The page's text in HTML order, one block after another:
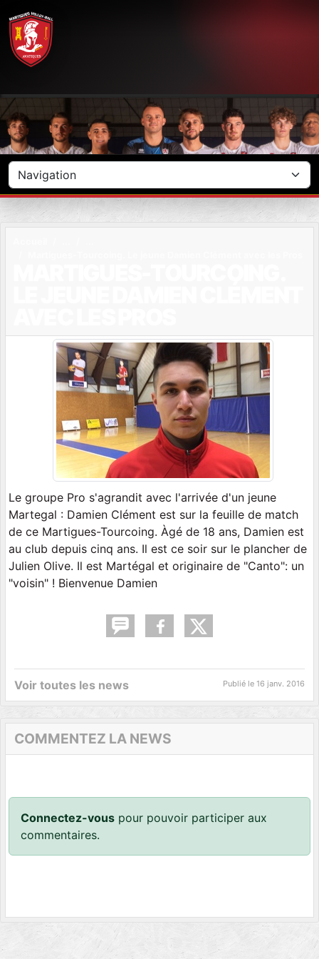
Le groupe Pro s'agrandit avec l'arrivée d'un jeune
Martegal : Damien Clément est sur la feuille de match
de ce Martigues-Tourcoing. Àgé de 18 ans, Damien est
au club depuis cinq ans. Il est ce soir sur le plancher de
Julien Olive. Il est Martégal et originaire de "Canto": un
"voisin" ! Bienvenue Damien
Voir toutes les news Publié le 16 janv. 2016
COMMENTEZ LA NEWS
Connectez-vous pour pouvoir participer aux
commentaires.
Panneau de gestion des cookies